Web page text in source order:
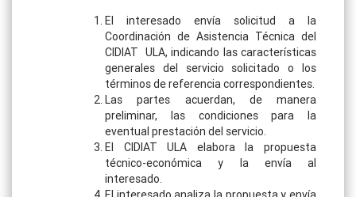
El interesado envía solicitud a la
Coordinación de Asistencia Técnica del
CIDIAT ULA, indicando las características
generales del servicio solicitado o los
términos de referencia correspondientes.
Las partes acuerdan, de manera
preliminar, las condiciones para la
eventual prestación del servicio.
El CIDIAT ULA elabora la propuesta
técnico-económica y la envía al
interesado.